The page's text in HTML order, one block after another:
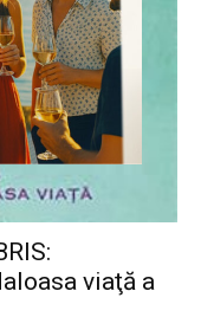
viaţă a